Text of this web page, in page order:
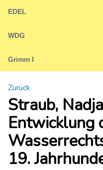
EDEL
WDG
Grimm I
Zurück
Straub,
Entwicklung
19.